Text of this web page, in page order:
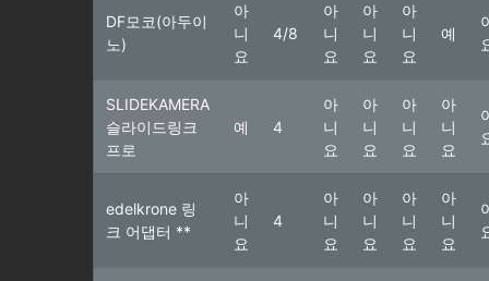
DF모코(아두이
노)
아
니
요
4/8
아
니
요
아
니
요
아
니
요
예
SLIDEKAMERA
슬라이드링크
프로
예 4
아
니
요
아
니
요
아
니
요
아
니
요
edelkrone 링
크 어댑터 **
아
니
요
4
아
니
요
아
니
요
아
니
요
아
니
요